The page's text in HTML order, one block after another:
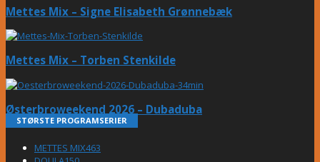
Mettes Mix – Signe Elisabeth Grønnebæk
Mettes Mix – Torben Stenkilde
Østerbroweekend 2026 – Dubaduba
STØRSTE PROGRAMSERIER
METTES MIX463